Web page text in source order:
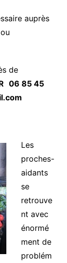
auprès
ou
de
06 85 45
Les
proches-
aidants
se
retrouve
nt avec
énormé
ment de
problém